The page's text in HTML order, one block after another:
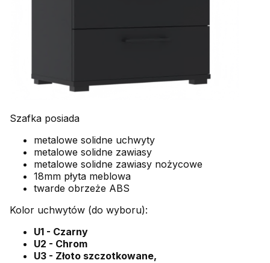
Szafka posiada
metalowe solidne uchwyty
metalowe solidne zawiasy
metalowe solidne zawiasy nożycowe
18mm płyta meblowa
twarde obrzeże ABS
Kolor uchwytów (do wyboru):
U1 - Czarny
U2 - Chrom
U3 - Złoto szczotkowane,